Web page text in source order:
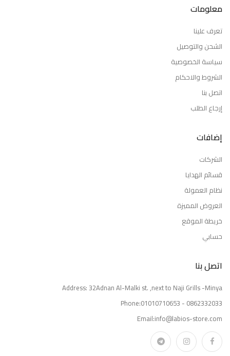
معلومات
تعرف علينا
الشحن والتوصيل
سياسة الخصوصية
الشروط والاحكام
اتصل بنا
إرجاع الطلب
إضافات
الشركات
قسائم الهدايا
نظام العمولة
العروض المميزة
خريطة الموقع
حسابي
اتصل بنا
Address: 32Adnan Al-Malki st. ,next to Naji Grills -Minya
Phone:01010710653 - 0862332033
Email:info@labios-store.com